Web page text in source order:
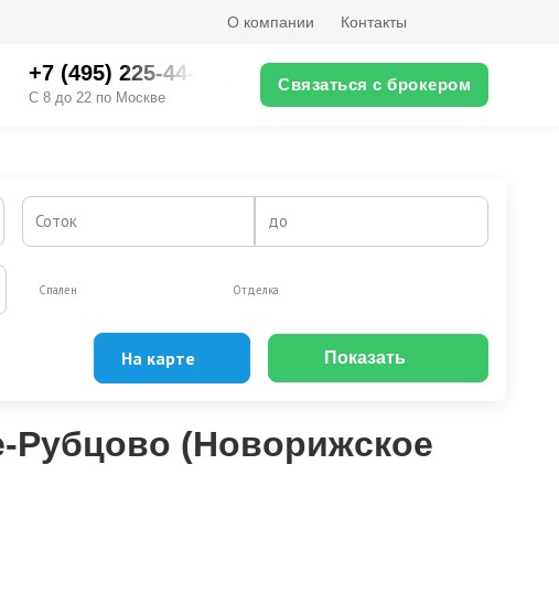
О компании Контакты
+7 (495) 225-44-XX
С 8 до 22 по Москве
Связаться с брокером
Соток до
Спален Отделка
На карте Показать
Рубцово (Новорижское